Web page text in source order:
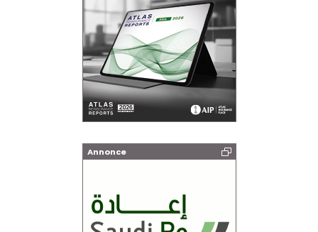
Annonce